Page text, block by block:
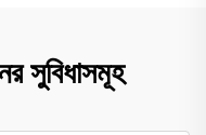
সুবিধাসমূহ